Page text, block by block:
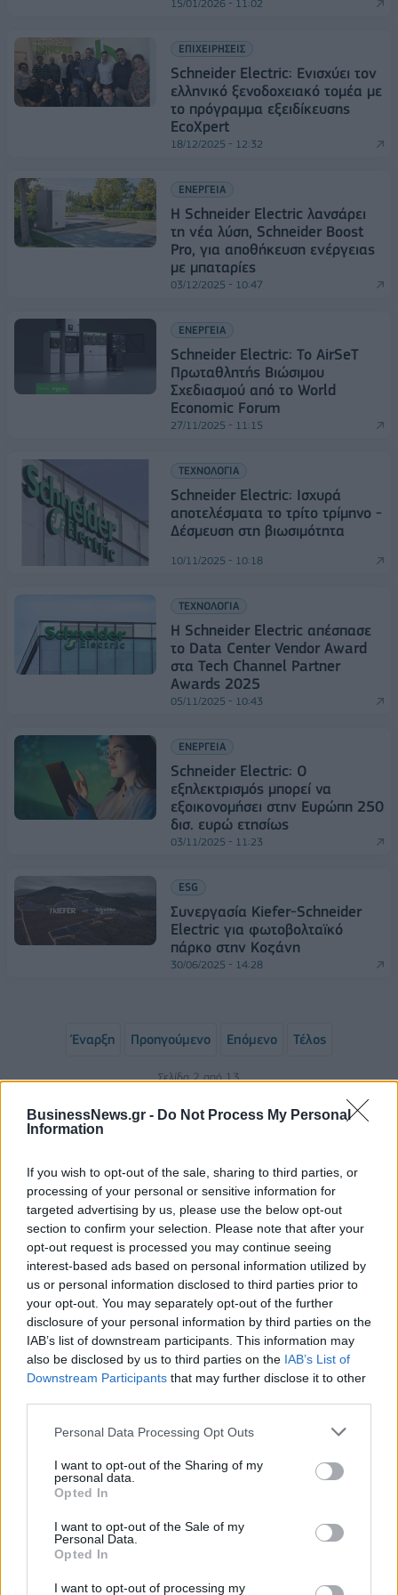
BusinessNews.gr - Do Not Process My Personal
Information
If you wish to opt-out of the sale, sharing to third parties, or
processing of your personal or sensitive information for
targeted advertising by us, please use the below opt-out
section to confirm your selection. Please note that after your
opt-out request is processed you may continue seeing
interest-based ads based on personal information utilized by
us or personal information disclosed to third parties prior to
your opt-out. You may separately opt-out of the further
disclosure of your personal information by third parties on the
IAB’s list of downstream participants. This information may
also be disclosed by us to third parties on the IAB’s List of
Downstream Participants that may further disclose it to other
Personal Data Processing Opt Outs
I want to opt-out of the Sharing of my
personal data.
Opted In
I want to opt-out of the Sale of my
Personal Data.
Opted In
I want to opt-out of processing my
15/01/2026 - 11:02
ΕΠΙΧΕΙΡΗΣΕΙΣ
Schneider Electric: Ενισχύει τον
ελληνικό ξενοδοχειακό τομέα με
το πρόγραμμα εξειδίκευσης
EcoXpert
18/12/2025 - 12:32
ΕΝΕΡΓΕΙΑ
Η Schneider Electric λανσάρει
τη νέα λύση, Schneider Boost
Pro, για αποθήκευση ενέργειας
με μπαταρίες
03/12/2025 - 10:47
ΕΝΕΡΓΕΙΑ
Schneider Electric: Το AirSeT
Πρωταθλητής Βιώσιμου
Σχεδιασμού από το World
Economic Forum
27/11/2025 - 11:15
ΤΕΧΝΟΛΟΓΙΑ
Schneider Electric: Ισχυρά
αποτελέσματα το τρίτο τρίμηνο -
Δέσμευση στη βιωσιμότητα
10/11/2025 - 10:18
ΤΕΧΝΟΛΟΓΙΑ
Η Schneider Electric απέσπασε
το Data Center Vendor Award
στα Tech Channel Partner
Awards 2025
05/11/2025 - 10:43
ΕΝΕΡΓΕΙΑ
Schneider Electric: Ο
εξηλεκτρισμός μπορεί να
εξοικονομήσει στην Ευρώπη 250
δισ. ευρώ ετησίως
03/11/2025 - 11:23
ESG
Συνεργασία Kiefer-Schneider
Electric για φωτοβολταϊκό
πάρκο στην Κοζάνη
30/06/2025 - 14:28
Έναρξη Προηγούμενο Επόμενο Τέλος
Σελίδα 2 από 13
ΡΟΗ ΕΙΔΗΣΕΩΝ
Στρατηγική επένδυση του EFA GROUP στη Fractal
για την ανάπτυξη προηγμένων αμυντικών
1,1534 δολάρια
07/08/2026 - 15:45
Χρηματιστήριο: Στις 2.623,19 μονάδες ο Γενικός
Δείκτης Τιμών, με άνοδο 0,57%